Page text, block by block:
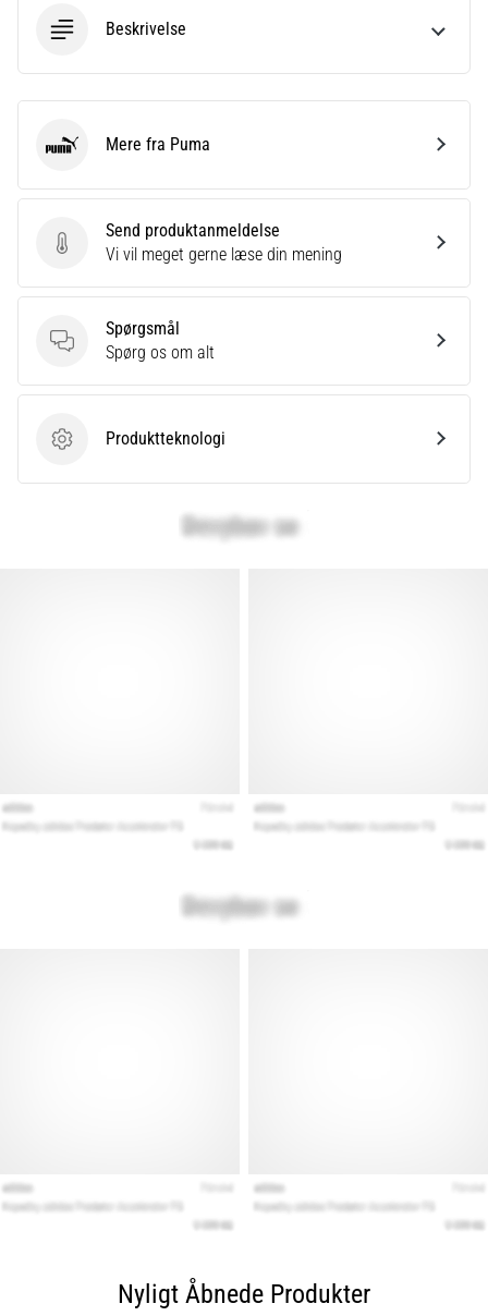
Beskrivelse
Send produktanmeldelse
Send produktanmeldelse
Vi vil meget gerne læse din mening
Spørgsmål
Spørgsmål
Spørg os om alt
Produktteknologi
Produktteknologi
Puma Mere fra Puma
Nyligt Åbnede Produkter